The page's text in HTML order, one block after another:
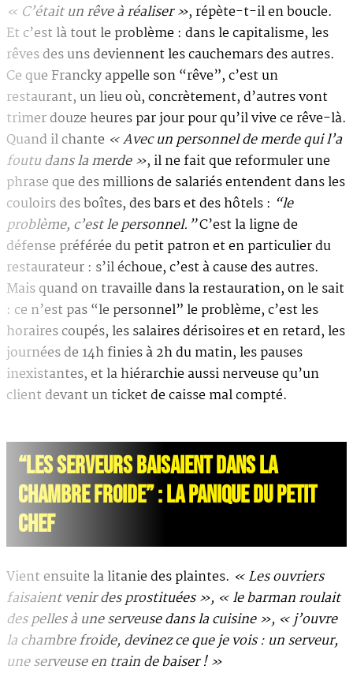
« C’était un rêve à réaliser », répète-t-il en boucle.
Et c’est là tout le problème : dans le capitalisme, les
rêves des uns deviennent les cauchemars des autres.
Ce que Francky appelle son “rêve”, c’est un
restaurant, un lieu où, concrètement, d’autres vont
trimer douze heures par jour pour qu’il vive ce rêve-là.
Quand il chante « Avec un personnel de merde qui l’a
foutu dans la merde », il ne fait que reformuler une
phrase que des millions de salariés entendent dans les
couloirs des boîtes, des bars et des hôtels : “le
problème, c’est le personnel.”C’est la ligne de
défense préférée du petit patron et en particulier du
restaurateur : s’il échoue, c’est à cause des autres.
Mais quand on travaille dans la restauration, on le sait
: ce n’est pas “le personnel” le problème, c’est les
horaires coupés, les salaires dérisoires et en retard, les
journées de 14h finies à 2h du matin, les pauses
inexistantes, et la hiérarchie aussi nerveuse qu’un
client devant un ticket de caisse mal compté.
“LES SERVEURS BAISAIENT DANS LA
CHAMBRE FROIDE” : LA PANIQUE DU PETIT
CHEF
Vient ensuite la litanie des plaintes. « Les ouvriers
faisaient venir des prostituées », « le barman roulait
des pelles à une serveuse dans la cuisine », « j’ouvre
la chambre froide, devinez ce que je vois : un serveur,
une serveuse en train de baiser ! »